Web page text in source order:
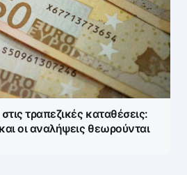
τραπεζικές καταθέσεις:
οι αναλήψεις θεωρούνται